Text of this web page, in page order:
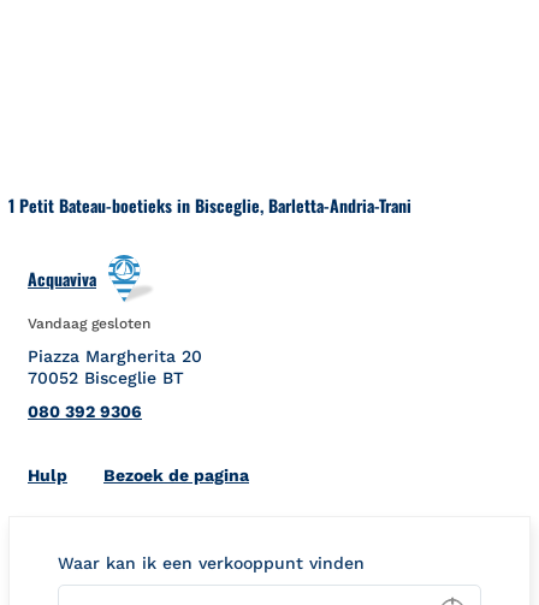
1 Petit Bateau-boetieks in Bisceglie, Barletta-Andria-Trani
Acquaviva
Vandaag gesloten
Piazza Margherita 20
70052 Bisceglie BT
080 392 9306
HulpLink Opens in New Tab
Bezoek de pagina
Waar kan ik een verkooppunt vinden
Type